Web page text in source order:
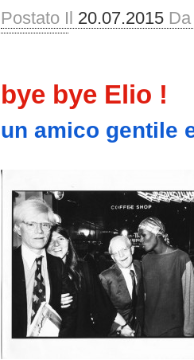
Postato Il 20.07.2015 Da
bye bye Elio !
un amico gentile